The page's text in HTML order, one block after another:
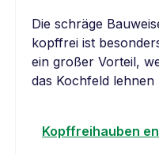
Die schräge
kopffrei ist
ein großer Vorteil,
das Kochfeld lehnen
Kopffreihauben